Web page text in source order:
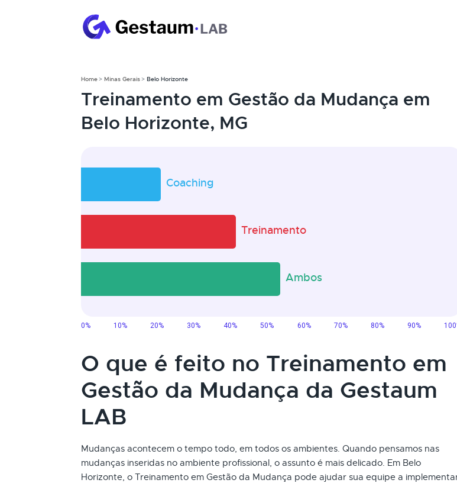
Home Minas Gerais Belo Horizonte
Treinamento em Gestão da Mudança em
Belo Horizonte, MG
O que é feito no Treinamento em
Gestão da Mudança da Gestaum
LAB
Mudanças acontecem o tempo todo, em todos os ambientes. Quando pensamos nas
mudanças inseridas no ambiente profissional, o assunto é mais delicado. Em Belo
Horizonte, o Treinamento em Gestão da Mudança pode ajudar sua equipe a